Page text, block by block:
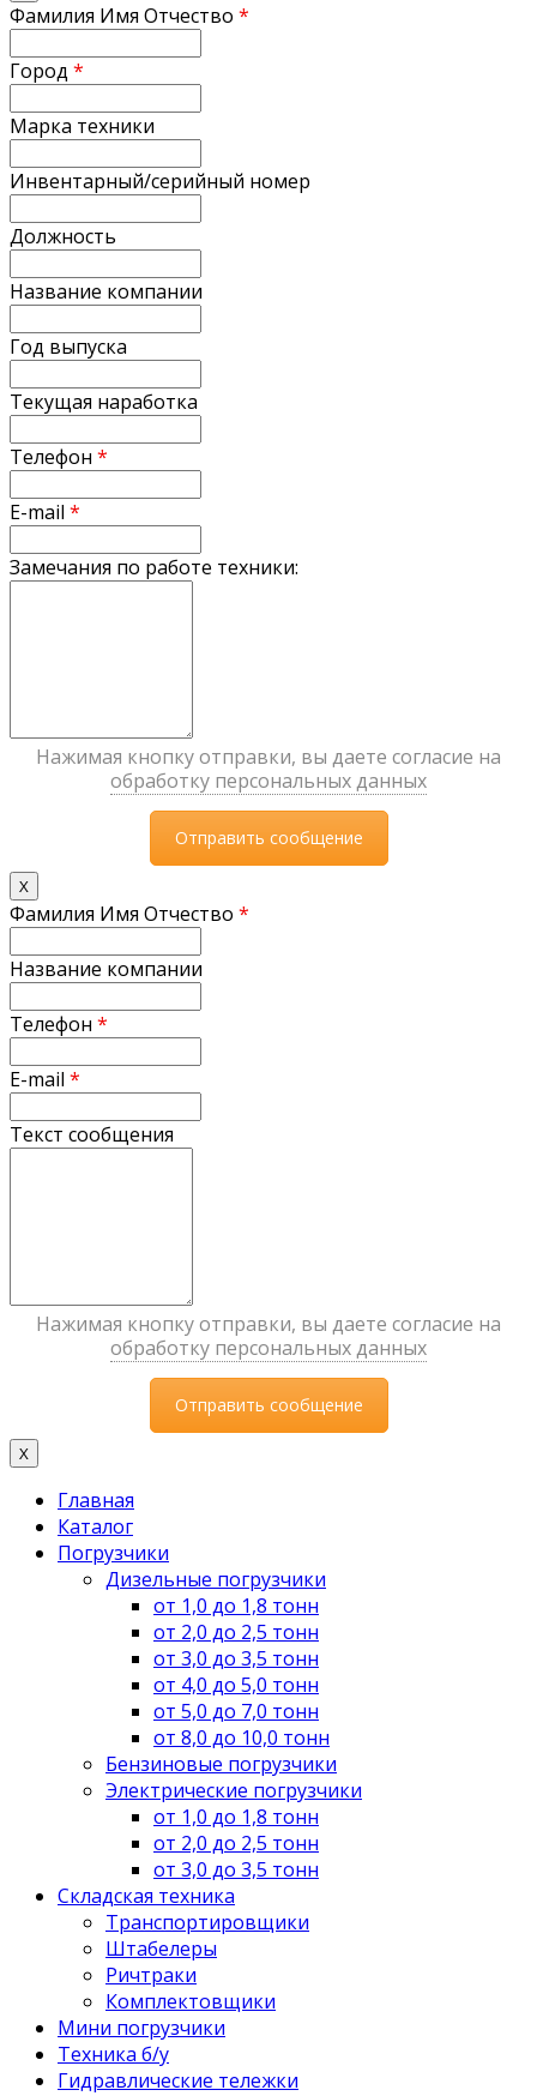
Фамилия Имя Отчество *
Город *
Марка техники
Инвентарный/серийный номер
Должность
Название компании
Год выпуска
Текущая наработка
Телефон *
E-mail *
Замечания по работе техники:
Нажимая кнопку отправки, вы даете согласие на
обработку персональных данных
X
Фамилия Имя Отчество *
Название компании
Телефон *
E-mail *
Текст сообщения
Нажимая кнопку отправки, вы даете согласие на
обработку персональных данных
X
Главная
Каталог
Погрузчики
Дизельные погрузчики
от 1,0 до 1,8 тонн
от 2,0 до 2,5 тонн
от 3,0 до 3,5 тонн
от 4,0 до 5,0 тонн
от 5,0 до 7,0 тонн
от 8,0 до 10,0 тонн
Бензиновые погрузчики
Электрические погрузчики
от 1,0 до 1,8 тонн
от 2,0 до 2,5 тонн
от 3,0 до 3,5 тонн
Складская техника
Транспортировщики
Штабелеры
Ричтраки
Комплектовщики
Мини погрузчики
Техника б/у
Гидравлические тележки